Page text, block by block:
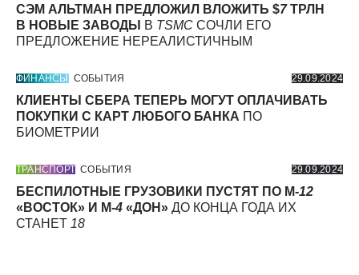
СЭМ АЛЬТМАН ПРЕДЛОЖИЛ ВЛОЖИТЬ $7ТРЛН
В НОВЫЕ ЗАВОДЫ
В TSMC СОЧЛИ ЕГО
ПРЕДЛОЖЕНИЕ НЕРЕАЛИСТИЧНЫМ
ФИНАНСЫ СОБЫТИЯ 29.09.2024
КЛИЕНТЫ СБЕРА ТЕПЕРЬ МОГУТ ОПЛАЧИВАТЬ
ПОКУПКИ С КАРТ ЛЮБОГО БАНКА ПО
БИОМЕТРИИ
ТРАНСПОРТ СОБЫТИЯ 29.09.2024
БЕСПИЛОТНЫЕ ГРУЗОВИКИ ПУСТЯТ ПО М-12
«ВОСТОК» И М-4 «ДОН» ДО КОНЦА ГОДА ИХ
СТАНЕТ 18